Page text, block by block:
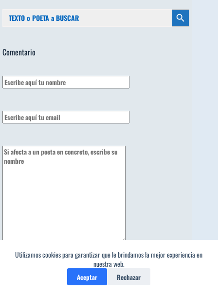
Utilizamos cookies para garantizar que le brindamos la mejor experiencia en
nuestra web.
Aceptar Rechazar
Botón de búsqueda
Comentario
política de privacidad